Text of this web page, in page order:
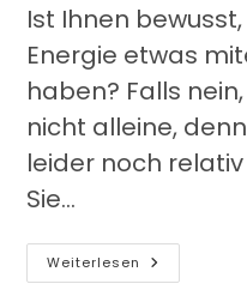
Ist Ihnen
Energie etwas
haben? Falls
nicht alleine,
leider noch
Sie…
Weiterlesen